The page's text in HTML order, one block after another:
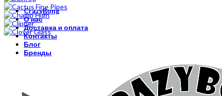
CrazyBong
О нас
Доставка и оплата
Контакты
Блог
Бренды